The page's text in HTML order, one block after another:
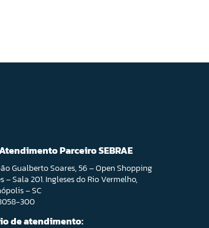
Parceiro SEBRAE
Gualberto Soares, 56 – Open Shopping
– Sala 201. Ingleses do Rio Vermelho,
– SC
300
de atendimento: